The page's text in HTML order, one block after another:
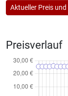
Aktueller Preis
Preisverlauf